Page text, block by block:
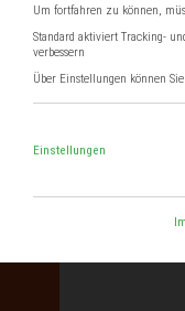
Um fortfahren zu können,
Standard aktiviert Tracking-
verbessern
Über Einstellungen können
Einstellungen